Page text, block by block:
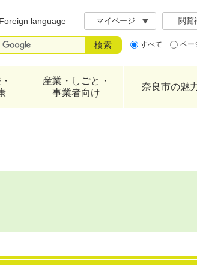
Foreign language マイページ 閲覧
すべて ペー
産業・しごと・
事業者向け
奈良市の魅